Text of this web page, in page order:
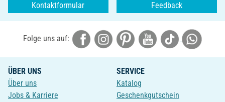
Kontaktformular Feedback
Folge uns auf:
ÜBER UNS
Über uns
Jobs & Karriere
SERVICE
Katalog
Geschenkgutschein